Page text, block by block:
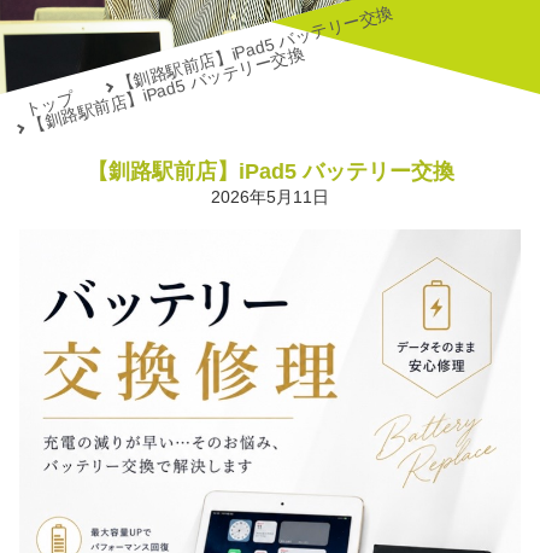
トップ
【釧路駅前店】iPad5 バッテリー交換
【釧路駅前店】iPad5 バッテリー交換
【釧路駅前店】iPad5 バッテリー交換
2026年5月11日